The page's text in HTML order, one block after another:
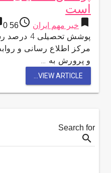
است
bookmark خبر مهم ایران access_time
56 years ago
0
پوشش
مركز اطلاع رسانی و
و پرورش به …
VIEW ARTICLE...
Search for
search